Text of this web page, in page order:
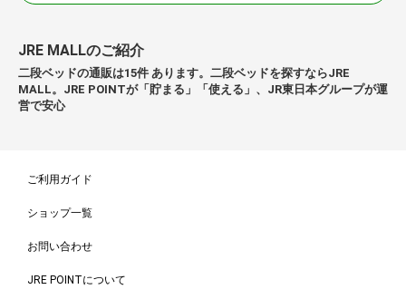
JRE MALLのご紹介
二段ベッドの通販は15件 あります。二段ベッドを探すならJRE
MALL。JRE POINTが「貯まる」「使える」、JR東日本グループが運
営で安心
ご利用ガイド
ショップ一覧
お問い合わせ
JRE POINTについて